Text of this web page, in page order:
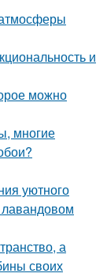
и
можно
многие
уютного
а
своих